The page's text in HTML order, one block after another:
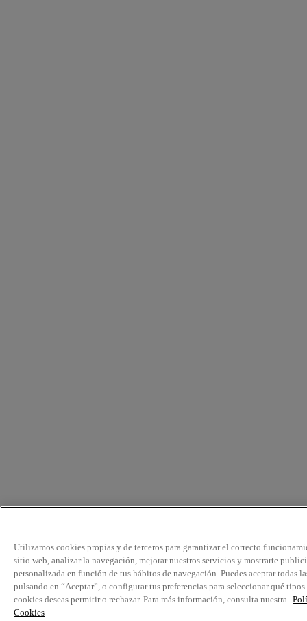
Utilizamos cookies propias y de terceros para garantizar el correcto
sitio web, analizar la navegación, mejorar nuestros servicios y mostrarte
personalizada en función de tus hábitos de navegación. Puedes aceptar todas
pulsando en “Aceptar”, o configurar tus preferencias para seleccionar qué tipos
cookies deseas permitir o rechazar. Para más información, consulta nuestra
Cookies